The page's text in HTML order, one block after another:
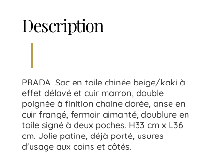
Description
PRADA. Sac en toile chinée beige/kaki à
effet délavé et cuir marron, double
poignée à finition chaine dorée, anse en
cuir frangé, fermoir aimanté, doublure en
toile signé à deux poches. H33 cm x L36
cm. Jolie patine, déjà porté, usures
d'usage aux coins et côtés.